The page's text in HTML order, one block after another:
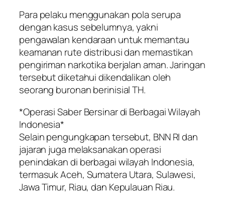
Para pelaku menggunakan pola serupa
dengan kasus sebelumnya, yakni
pengawalan kendaraan untuk memantau
keamanan rute distribusi dan memastikan
pengiriman narkotika berjalan aman. Jaringan
tersebut diketahui dikendalikan oleh
seorang buronan berinisial TH.
*Operasi Saber Bersinar di Berbagai Wilayah
Indonesia*
Selain pengungkapan tersebut, BNN RI dan
jajaran juga melaksanakan operasi
penindakan di berbagai wilayah Indonesia,
termasuk Aceh, Sumatera Utara, Sulawesi,
Jawa Timur, Riau, dan Kepulauan Riau.